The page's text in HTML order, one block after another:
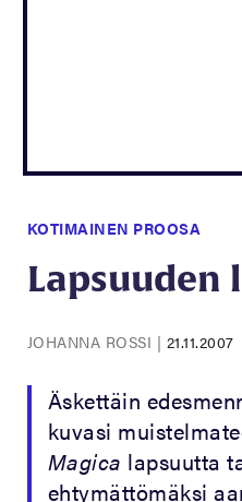
KOTIMAINEN PROOSA
Lapsuuden
JOHANNA ROSSI | 21.11.2007
Äskettäin
kuvasi
Magica lapsuutta
ehtymättömäksi